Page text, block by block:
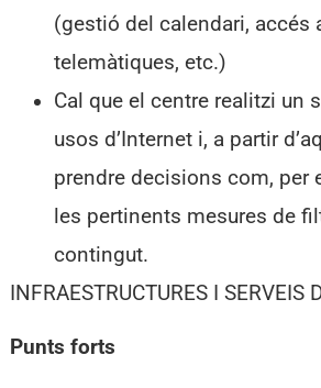
(gestió del calendari, accés
telemàtiques, etc.)
Cal que el centre realitzi un
usos d’Internet i, a partir
prendre decisions com, per
les pertinents mesures de
contingut.
INFRAESTRUCTURES I SERVEIS
Punts forts